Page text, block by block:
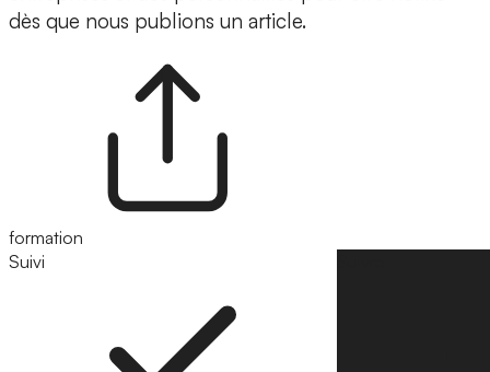
dès que nous publions un article.
formation
Suivi